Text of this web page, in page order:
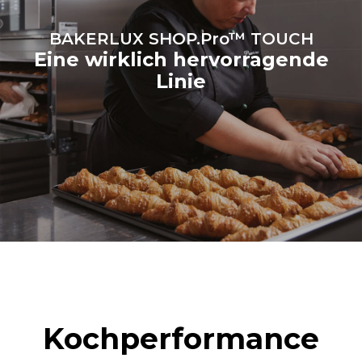
Protocol
BAKERLUX SHOP.Pro™ TOUCH
Eine wirklich hervorragende
Linie
Kochperformance